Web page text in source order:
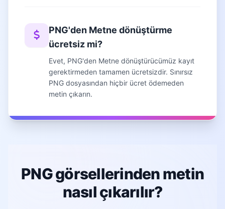
PNG'den Metne dönüştürme
ücretsiz mi?
Evet, PNG'den Metne dönüştürücümüz kayıt
gerektirmeden tamamen ücretsizdir. Sınırsız
PNG dosyasından hiçbir ücret ödemeden
metin çıkarın.
PNG görsellerinden metin
nasıl çıkarılır?